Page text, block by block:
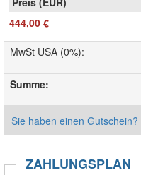
444,00 €
MwSt USA (0%):
Summe:
Sie haben einen Gutschein?
ZAHLUNGSPLAN